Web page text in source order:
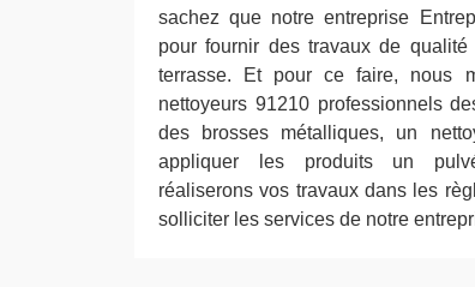
sachez que notre entreprise
pour fournir des travaux de
terrasse. Et pour ce faire, nous
nettoyeurs 91210 professionnels
des brosses métalliques, un
appliquer les produits un
réaliserons vos travaux dans les
solliciter les services de notre